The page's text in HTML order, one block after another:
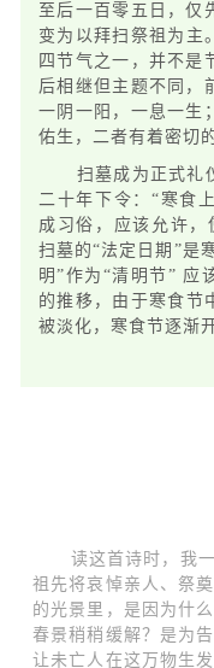
至后一百零五日，仅
变为以拜扫祭祖为主
四节气之一，并不是
后相继但主题不同，
一阴一阳，一息一生
佑生，二者有着密切
扫墓成为正式礼
二十年下令：“寒食
成习俗，应该允许，
扫墓的“法定日期”是
明”作为“清明节” 应
的推移，由于寒食
被淡化，寒食节逐渐
读这首诗时，我
祖先将哀悼亲人、祭
的光景里，是因为什
春景稍稍缓解？是为
让未亡人在这万物生